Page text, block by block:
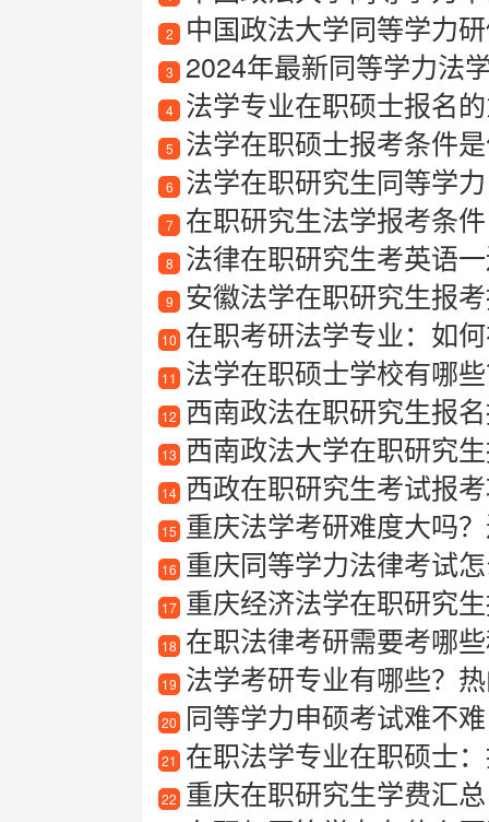
2 中国政法大学同等学力
3 2024年最新同等学力法学
4 法学专业在职硕士报名
5 法学在职硕士报考条件
6 法学在职研究生同等学力
7 在职研究生法学报考条件
8 法律在职研究生考英语
9 安徽法学在职研究生报考指
10 在职考研法学专业：如
11 法学在职硕士学校有哪些
12 西南政法在职研究生报
13 西南政法大学在职研究
14 西政在职研究生考试报考
15 重庆法学考研难度大吗
16 重庆同等学力法律考试
17 重庆经济法学在职研究生
18 在职法律考研需要考哪
19 法学考研专业有哪些？
20 同等学力申硕考试难不难
21 在职法学专业在职硕士：
22 重庆在职研究生学费汇总